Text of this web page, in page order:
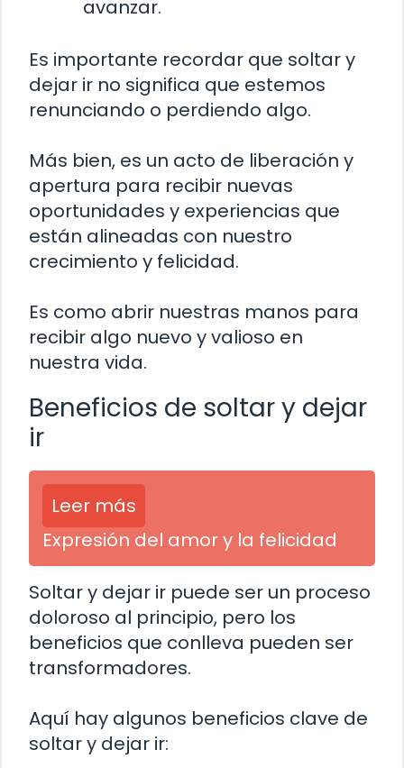
avanzar.
Es importante recordar que soltar y
dejar ir no significa que estemos
renunciando o perdiendo algo.
Más bien, es un acto de liberación y
apertura para recibir nuevas
oportunidades y experiencias que
están alineadas con nuestro
crecimiento y felicidad.
Es como abrir nuestras manos para
recibir algo nuevo y valioso en
nuestra vida.
Beneficios de soltar y dejar
ir
Leer más
Expresión del amor y la felicidad
Soltar y dejar ir puede ser un proceso
doloroso al principio, pero los
beneficios que conlleva pueden ser
transformadores.
Aquí hay algunos beneficios clave de
soltar y dejar ir: